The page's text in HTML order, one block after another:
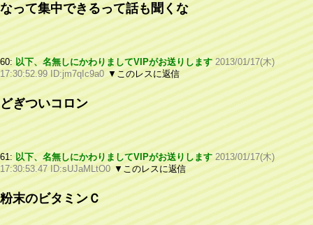
なって集中できるって話も聞くな
60: 以下、名無しにかわりましてVIPがお送りします 2013/01/17(木)
17:30:52.99 ID:jm7qIc9a0 ▼このレスに返信
どぎついコロン
61: 以下、名無しにかわりましてVIPがお送りします 2013/01/17(木)
17:30:53.47 ID:sUJaMLtO0 ▼このレスに返信
粉末のビタミンＣ